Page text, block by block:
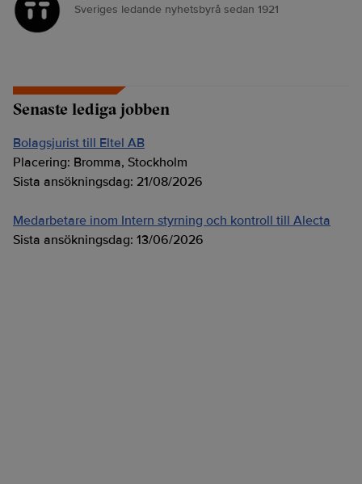
Sveriges ledande nyhetsbyrå sedan 1921
Senaste lediga jobben
Bolagsjurist till Eltel AB
Placering: Bromma, Stockholm
Sista ansökningsdag: 21/08/2026
Medarbetare inom Intern styrning och kontroll till Alecta
Sista ansökningsdag: 13/06/2026